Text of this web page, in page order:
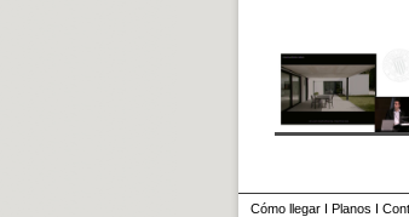
Cómo llegar I Planos I